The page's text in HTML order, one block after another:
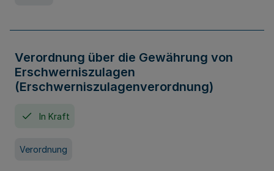
Verordnung über die Gewährung von
Erschwerniszulagen
(Erschwerniszulagenverordnung)
In Kraft
Verordnung